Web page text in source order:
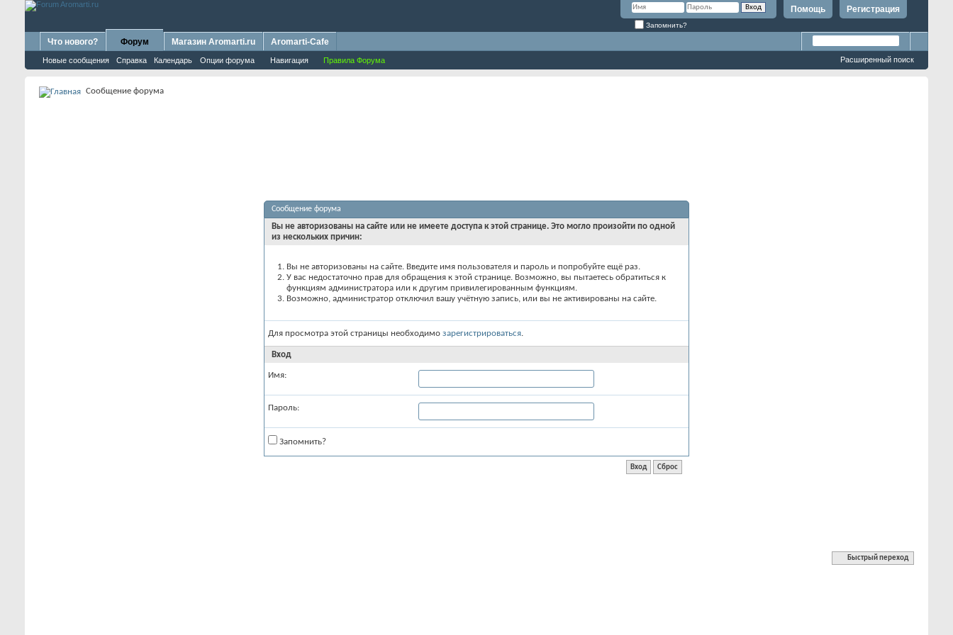
Регистрация
Помощь
Запомнить?
Что нового? Форум
Новые сообщения Справка Календарь Опции форума Навигация Правила Форума
Магазин Aromarti.ru Aromarti-Cafe
Расширенный поиск
Сообщение форума
Сообщение форума
Вы не авторизованы на сайте или не имеете доступа к этой странице. Это могло произойти по одной
из нескольких причин:
Вы не авторизованы на сайте. Введите имя пользователя и пароль и попробуйте ещё раз.
У вас недостаточно прав для обращения к этой странице. Возможно, вы пытаетесь обратиться к
функциям администратора или к другим привилегированным функциям.
Возможно, администратор отключил вашу учётную запись, или вы не активированы на сайте.
Для просмотра этой страницы необходимо зарегистрироваться.
Вход
Имя:
Пароль:
Запомнить?
Быстрый переход